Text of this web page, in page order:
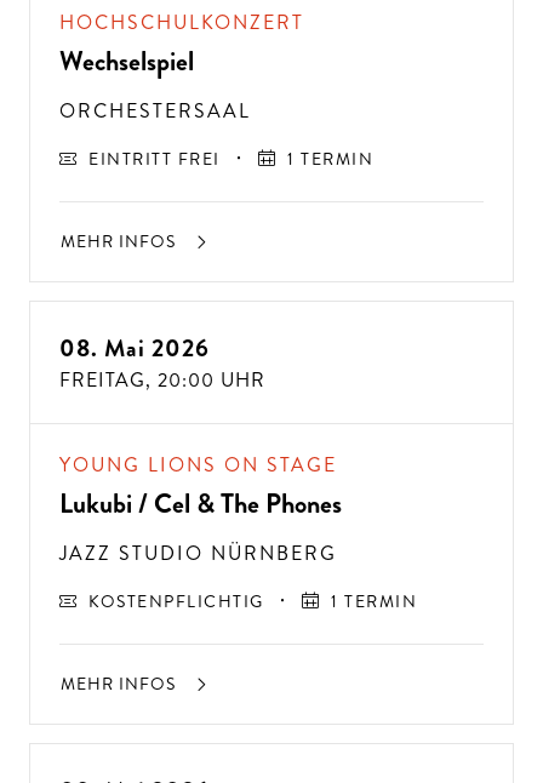
HOCHSCHULKONZERT
Wechselspiel
ORCHESTERSAAL
EINTRITT FREI 1 TERMIN
MEHR INFOS
08. Mai 2026
FREITAG, 20:00 UHR
YOUNG LIONS ON STAGE
Lukubi / Cel & The Phones
JAZZ STUDIO NÜRNBERG
KOSTENPFLICHTIG 1 TERMIN
MEHR INFOS